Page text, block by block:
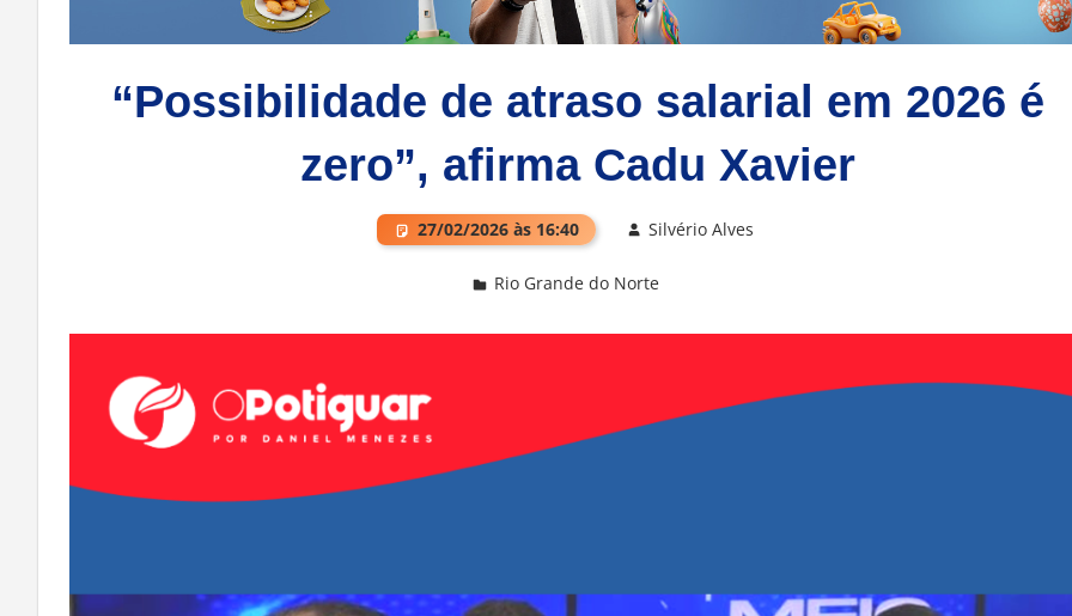
“Possibilidade de atraso salarial em 2026 é
zero”, afirma Cadu Xavier
27/02/2026 às 16:40